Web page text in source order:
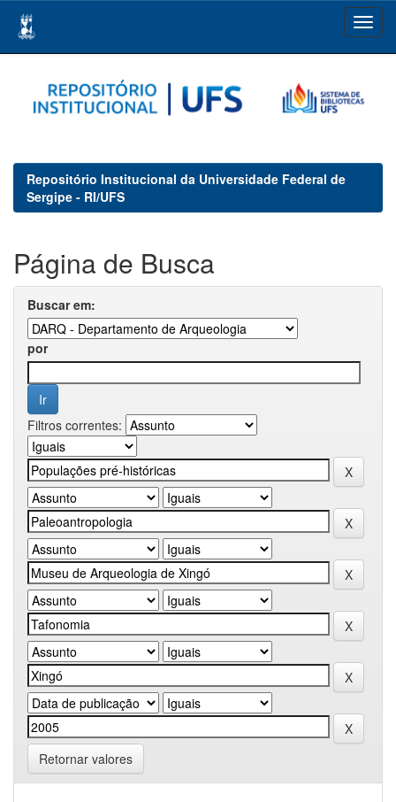
navigation
Repositório Institucional da Universidade Federal de
Sergipe - RI/UFS
Página de Busca
Buscar em:
por
Filtros correntes:
Retornar valores